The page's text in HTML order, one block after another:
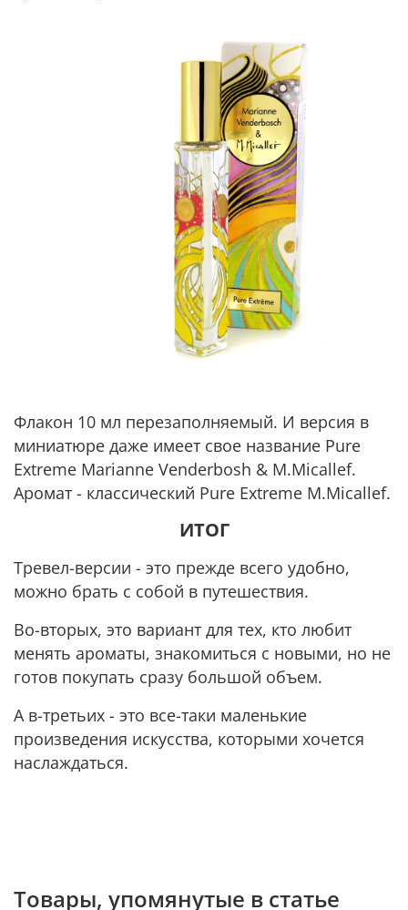
Флакон 10 мл перезаполняемый. И версия в
миниатюре даже имеет свое название Pure
Extreme Marianne Venderbosh & M.Micallef.
Аромат - классический Pure Extreme M.Micallef.
ИТОГ
Тревел-версии - это прежде всего удобно,
можно брать с собой в путешествия.
Во-вторых, это вариант для тех, кто любит
менять ароматы, знакомиться с новыми, но не
готов покупать сразу большой объем.
А в-третьих - это все-таки маленькие
произведения искусства, которыми хочется
наслаждаться.
Товары, упомянутые в статье